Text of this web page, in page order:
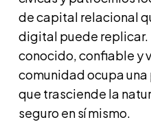
de capital relacional
digital puede replicar.
conocido, confiable y
comunidad ocupa
que trasciende la
seguro en sí mismo.